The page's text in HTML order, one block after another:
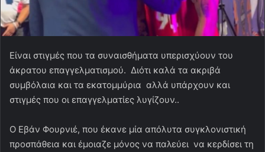
Eίναι στιγμές που τα συναισθήματα υπερισχύουν του
άκρατου επαγγελματισμού. Διότι καλά τα ακριβά
συμβόλαια και τα εκατομμύρια αλλά υπάρχουν και
στιγμές που οι επαγγελματίες λυγίζουν..
Ο Εβάν Φουρνιέ, που έκανε μία απόλυτα συγκλονιστική
προσπάθεια και έμοιαζε μόνος να παλεύει να κερδίσει τη